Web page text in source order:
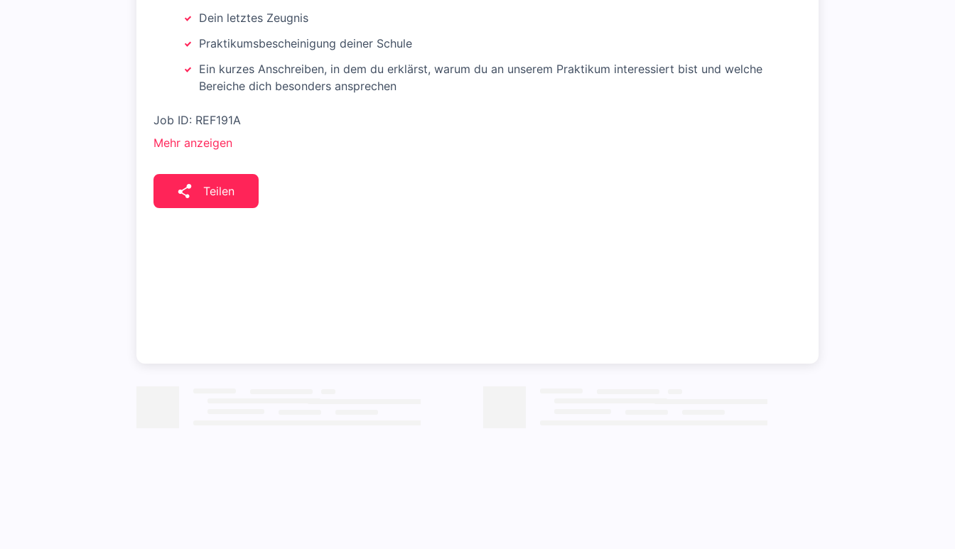
Dein letztes Zeugnis
Praktikumsbescheinigung deiner Schule
Ein kurzes Anschreiben, in dem du erklärst, warum du an unserem Praktikum interessiert bist und welche
Bereiche dich besonders ansprechen
Job ID: REF191A
Mehr anzeigen
Teilen